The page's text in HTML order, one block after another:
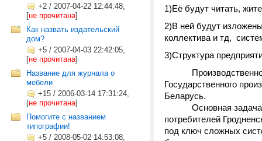
+2 / 2007-04-22 12:44:48,
[не прочитана]
Как назвать издательский
дом?
+5 / 2007-04-03 22:42:05,
[не прочитана]
Название для журнала о
мебели
+15 / 2006-03-14 17:31:24,
[не прочитана]
Помогите с названием
типографии!
+5 / 2008-05-02 14:53:08,
1)Её будут читать,
2)В ней будут
коллектива и тд,
3)Структура
Государственного
Беларусь.
Основная
потребителей
под ключ сложных